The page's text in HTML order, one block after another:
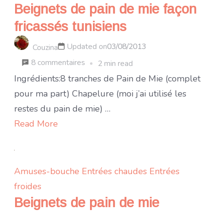
fines
Beignets de pain de mie façon
fricassés tunisiens
Couzina Updated on03/08/2013
8 commentaires sur
Beignets
de
pain
fricassés
2 min read
Ingrédients:8 tranches de Pain de Mie (complet
pour ma part) Chapelure (moi j’ai utilisé les
restes du pain de mie) …
Read More
Amuses-bouche Entrées chaudes Entrées
froides
Beignets de pain de mie